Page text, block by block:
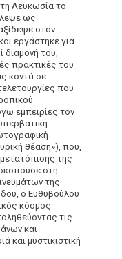
Λευκωσία το
ως
στον
εργάστηκε για
διαμονή του,
πρακτικές του
κοντά σε
που
εμπειρίες τον
θέαση»), που,
της
στη
της
ο Ευθυβούλου
κόσμος
τις
και
και μυστικιστική